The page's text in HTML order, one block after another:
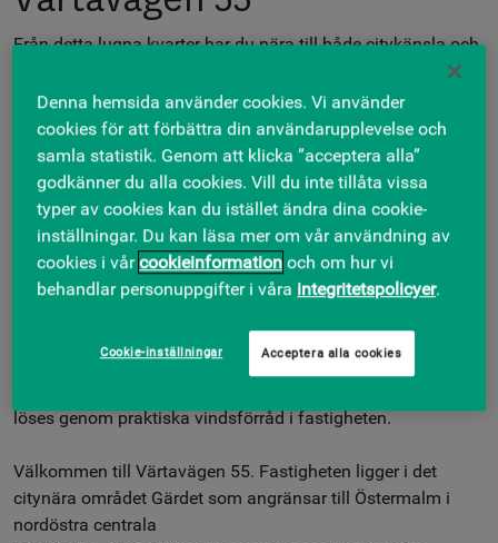
Från detta lugna kvarter har du nära till både citykänsla och
shopping såväl som grönska och naturområden. Det går lät
att ta sig hit med tunnelbana (station Gärdet) eller någon av
de många bussarna som stannar i närheten. Köpcentrumet
Fältöversten i grannstadsdelen Östermalm erbjuder det
mesta inom shopping och på promenadavstånd finns det
motionsmöjligheter för den aktive i form av etablerade
gymkedjor som SATS och Friskis & Svettis. Inom ett
stenkast kan du också ta del av Sveriges kulturarv genom
till exempel Sjöhistoriska museet. Det går också fint att
Lägenheterna har bland annat helkaklade badrum och
håller 90-talsstandard. Fastigheten fick nya fönster 2015. I
löses genom praktiska vindsförråd i fastigheten.
Välkommen till Värtavägen 55. Fastigheten ligger i det
citynära området Gärdet som angränsar till Östermalm i
nordöstra centrala
Denna hemsida använder cookies. Vi använder
cookies för att förbättra din användarupplevelse och
samla statistik. Genom att klicka ”acceptera alla”
godkänner du alla cookies. Vill du inte tillåta vissa
typer av cookies kan du istället ändra dina cookie-
inställningar. Du kan läsa mer om vår användning av
cookies i vårcookieinformation och om hur vi
behandlar personuppgifter i våra integritetspolicyer.
Cookie-inställningar Acceptera alla cookies